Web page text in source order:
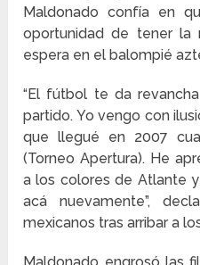
Maldonado confía en
oportunidad de tener la
espera en el balompié
“El fútbol te da
partido. Yo vengo con
que llegué en 2007
(Torneo Apertura). He
a los colores de Atlante
acá nuevamente”,
mexicanos tras arribar a